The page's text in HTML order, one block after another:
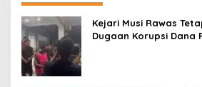
Kejari Musi Rawas
Dugaan Korupsi Dana